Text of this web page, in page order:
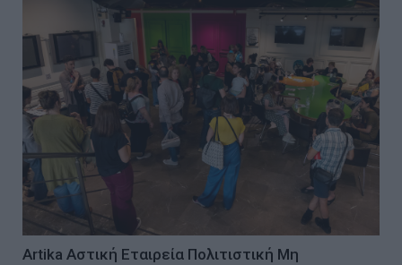
Artika Αστική Εταιρεία Πολιτιστική Μη